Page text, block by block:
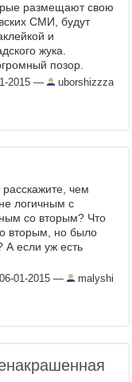
размещают свою
СМИ, будут
и
жука.
позор.
читаю статьи
страшное из
2015 — uborshizzza
чем
логичным с
со вторым? Что
вторым, но было
А если уж есть
06-01-2015 — malyshi